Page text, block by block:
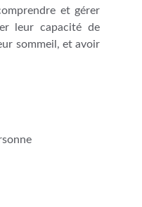
et gérer
leur capacité de
sommeil, et avoir